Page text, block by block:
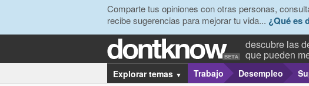
Comparte tus opiniones con otras personas,
recibe sugerencias para mejorar tu vida... ¿Qué es
descubre las
que pueden
Explorar temas ▼ Trabajo Desempleo